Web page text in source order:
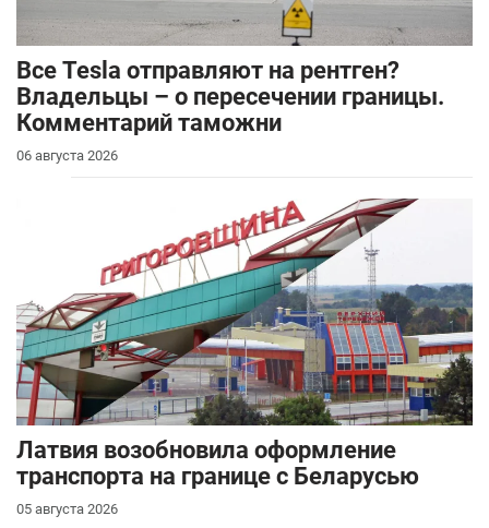
Все Tesla отправляют на рентген?
Владельцы – о пересечении границы.
Комментарий таможни
06 августа 2026
Латвия возобновила оформление
транспорта на границе с Беларусью
05 августа 2026